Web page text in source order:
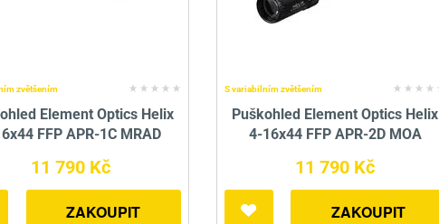
zvětšením
Element Optics Helix
FFP APR-1C MRAD
11 790 Kč
ZAKOUPIT
S variabilním zvětšením
Puškohled Element Optics Helix
4-16x44 FFP APR-2D MOA
11 790 Kč
ZAKOUPIT